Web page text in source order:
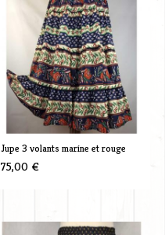
Jupe 3 volants marine et rouge
75,00 €